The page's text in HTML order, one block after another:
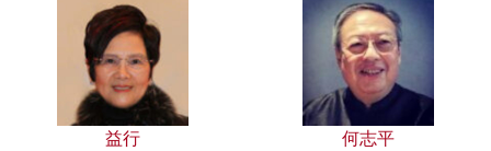
益行 何志平